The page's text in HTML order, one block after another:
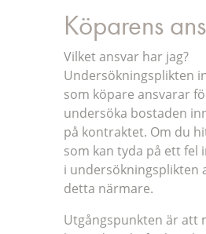
Köparens
Vilket ansvar har jag?
Undersökningsplikten
som köpare ansvarar
undersöka bostaden
på kontraktet. Om du
som kan tyda på ett fel
i undersökningsplikten
detta närmare.
Utgångspunkten är att